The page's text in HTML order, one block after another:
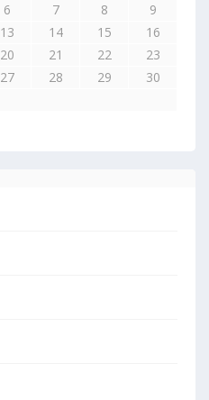
6 7 8
9
13 14 15
16
20 21 22
23
27 28 29
30